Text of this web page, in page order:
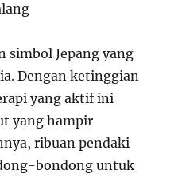
simbol Jepang yang
Dengan ketinggian
yang aktif ini
yang hampir
ribuan pendaki
bondong untuk